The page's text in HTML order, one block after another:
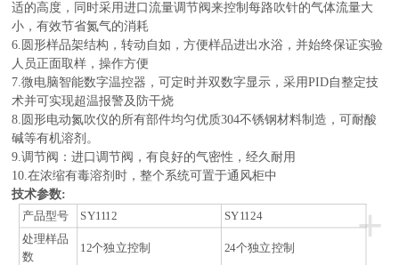
适的高度，同时采用进口流量调节阀来控制每路吹针的气体流量大
小，有效节省氮气的消耗
6.圆形样品架结构，转动自如，方便样品进出水浴，并始终保证实验
人员正面取样，操作方便
7.微电脑智能数字温控器，可定时并双数字显示，采用PID自整定技
术并可实现超温报警及防干烧
8.圆形电动氮吹仪的所有部件均匀优质304不锈钢材料制造，可耐酸
碱等有机溶剂。
9.调节阀：进口调节阀，有良好的气密性，经久耐用
10.在浓缩有毒溶剂时，整个系统可置于通风柜中
技术参数:
+
产品型号 SY1112 SY1124
处理样品
数
12个独立控制 24个独立控制